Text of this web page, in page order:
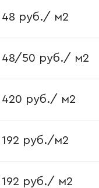
48 руб./ м2
48/50 руб./ м2
420 руб./ м2
192 руб./м2
192 руб./ м2